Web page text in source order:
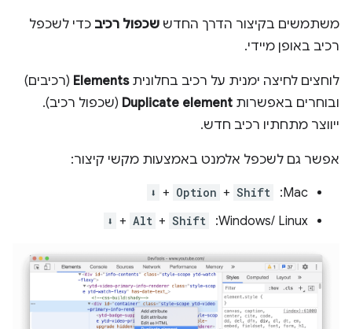
משתמשים בקיצור הדרך החדש שכפול רכיב כדי לשכפל
רכיב באופן מיידי.
לוחצים לחיצה ימנית על רכיב בחלוניתElements (רכיבים)
ובוחרים באפשרות Duplicate element (שכפול רכיב).
ייווצר מתחתיו רכיב חדש.
אפשר גם לשכפל אלמנט באמצעות מקשי קיצור:
‫Mac: ‏ ‎
Shift
+
Option
+
⬇️
Windows/ Linux: ‏
Shift
+
Alt
+
⬇️